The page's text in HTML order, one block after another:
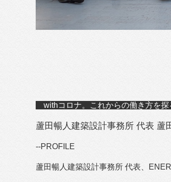
withコロナ。これからの働き方を
蘆田暢人建築設計事務所 代表 蘆
--PROFILE
蘆田暢人建築設計事務所 代表、